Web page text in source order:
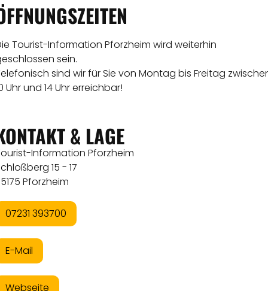
Tourist-Information Pforzheim wird weiterhin
sein.
sind wir für Sie von Montag bis Freitag
Uhr und 14 Uhr erreichbar!
& LAGE
Information Pforzheim
15 - 17
Pforzheim
07231 393700
E-Mail
Webseite